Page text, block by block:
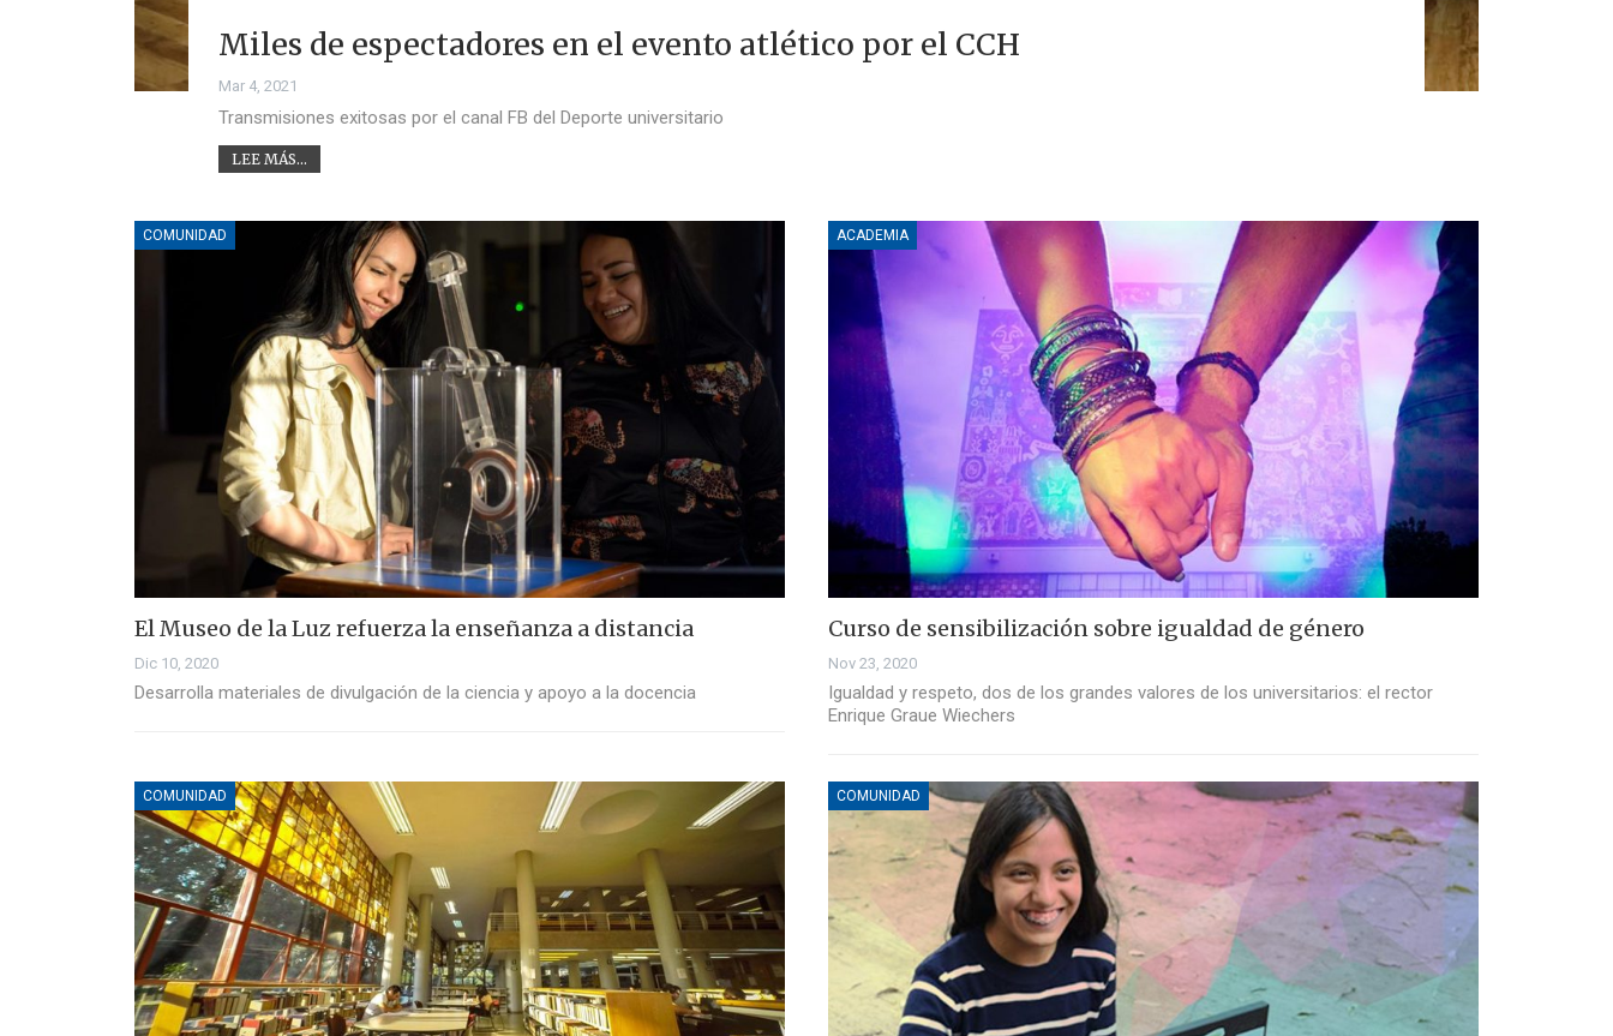
Miles de espectadores en el evento atlético por el CCH
Mar 4, 2021
Transmisiones exitosas por el canal FB del Deporte universitario
LEE MÁS...
COMUNIDAD
El Museo de la Luz refuerza la enseñanza a distancia
Dic 10, 2020
Desarrolla materiales de divulgación de la ciencia y apoyo a la docencia
ACADEMIA
Curso de sensibilización sobre igualdad de género
Nov 23, 2020
Igualdad y respeto, dos de los grandes valores de los universitarios: el rector
Enrique Graue Wiechers
COMUNIDAD COMUNIDAD